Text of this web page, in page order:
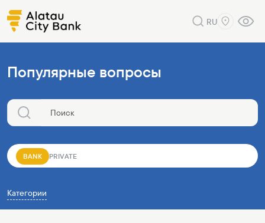
RU
Популярные вопросы
BANK PRIVATE
Категории